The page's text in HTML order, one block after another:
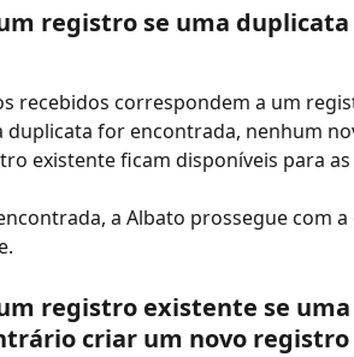
registro se uma
recebidos correspondem a um
duplicata for encontrada, nenhum
existente ficam disponíveis para
a Albato prossegue com a
registro existente se
criar um novo registro